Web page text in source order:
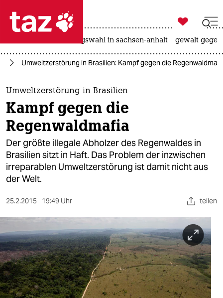
 taz zahl ich
taz zahl ich
themen
politik
öko
gesellschaft
kultur
sport
nord
wahrheit
verlag

taz zahl ich
landtagswahl in sachsen-anhalt gewalt
Umweltzerstörung in Brasilien: Kampf gegen die
Umweltzerstörung in Brasilien
Kampf gegen die
Regenwaldmafia
Der größte illegale Abholzer des Regenwaldes in
Brasilien sitzt in Haft. Das Problem der inzwischen
irreparablen Umweltzerstörung ist damit nicht aus
der Welt.
25.2.2015 19:49 Uhr teilen